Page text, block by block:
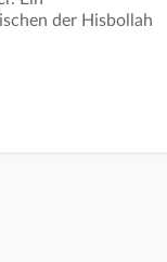
der Hisbollah